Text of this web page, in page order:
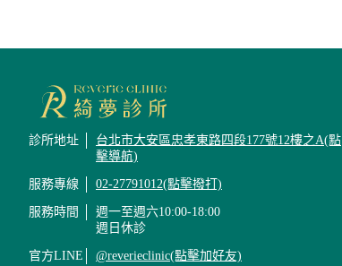
診所地址
台北市大安區忠孝東路四段177號12樓之A(點
擊導航)
服務專線 02-27791012(點擊撥打)
服務時間
週一至週六10:00-18:00
週日休診
官方LINE @reverieclinic(點擊加好友)